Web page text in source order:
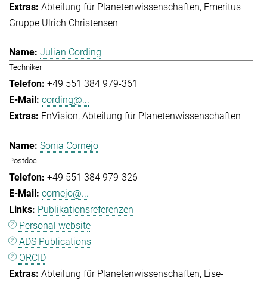
Abteilung für Planetenwissenschaften Emeritus
Gruppe Ulrich Christensen
Julian Cording
Techniker
+49 551 384 979-361
cording@...
EnVision Abteilung für Planetenwissenschaften
Sonia Cornejo
Postdoc
+49 551 384 979-326
cornejo@...
Publikationsreferenzen
Personal website
ADS Publications
ORCID
Abteilung für Planetenwissenschaften Lise-